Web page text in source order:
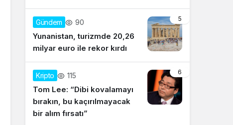
5
Gündem 90
Yunanistan, turizmde 20,26
milyar euro ile rekor kırdı
6
Kripto 115
Tom Lee: “Dibi kovalamayı
bırakın, bu kaçırılmayacak
bir alım fırsatı”